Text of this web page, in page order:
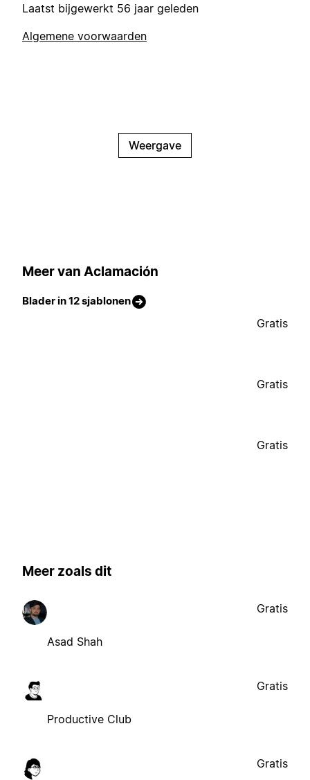
Laatst bijgewerkt 56 jaar geleden
Algemene voorwaarden
Weergave
Meer van Aclamación
Blader in 12 sjablonen
Gratis
Gratis
Gratis
Meer zoals dit
Asad Shah
Gratis
Productive Club
Gratis
Gratis